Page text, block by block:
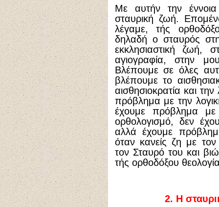
Με αυτήν την
σταυρική ζωή.
λέγαμε, τής
δηλαδή ο σταυρός
εκκλησιαστική ζωή,
αγιογραφία, στην
Βλέπουμε σε όλες
βλέπουμε το
αισθησιοκρατία και
πρόβλημα με την
έχουμε πρόβλημα
ορθολογισμό, δεν
αλλά έχουμε
όταν κανείς ζη με
τον Σταυρό του και
τής ορθοδόξου
2. Η